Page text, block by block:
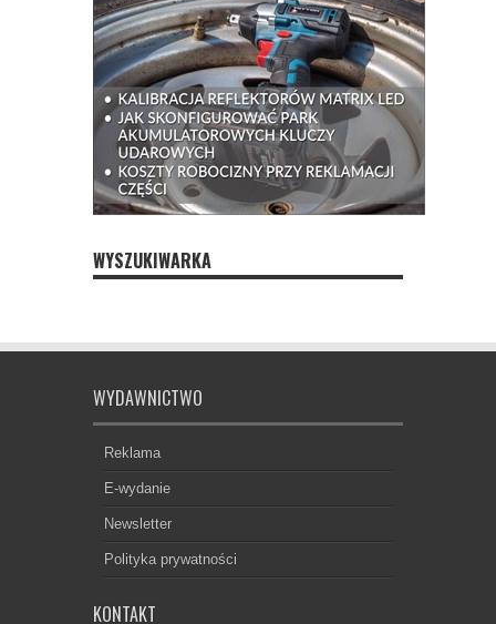
WYSZUKIWARKA
WYDAWNICTWO
Reklama
E-wydanie
Newsletter
Polityka prywatności
KONTAKT